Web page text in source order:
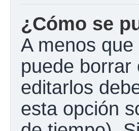
¿Cómo se
A menos
puede borrar
editarlos
esta opción